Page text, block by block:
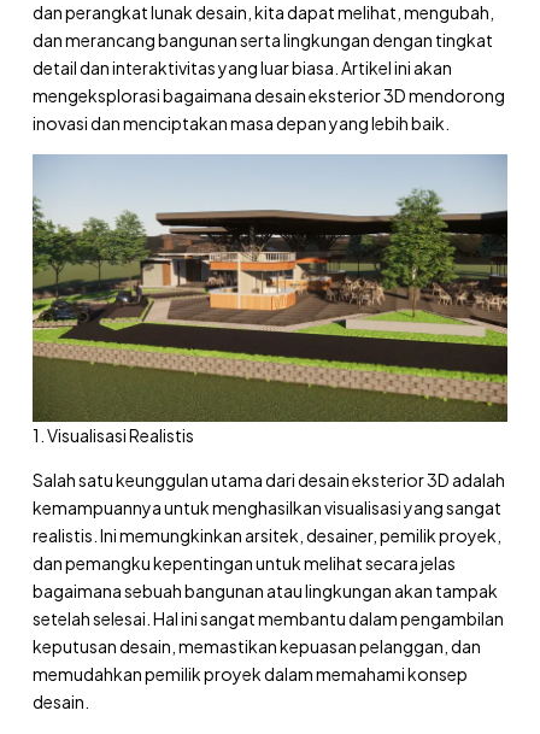
dan perangkat lunak desain, kita dapat melihat, mengubah,
dan merancang bangunan serta lingkungan dengan tingkat
detail dan interaktivitas yang luar biasa. Artikel ini akan
mengeksplorasi bagaimana desain eksterior 3D mendorong
inovasi dan menciptakan masa depan yang lebih baik.
1. Visualisasi Realistis
Salah satu keunggulan utama dari desain eksterior 3D adalah
kemampuannya untuk menghasilkan visualisasi yang sangat
realistis. Ini memungkinkan arsitek, desainer, pemilik proyek,
dan pemangku kepentingan untuk melihat secara jelas
bagaimana sebuah bangunan atau lingkungan akan tampak
setelah selesai. Hal ini sangat membantu dalam pengambilan
keputusan desain, memastikan kepuasan pelanggan, dan
memudahkan pemilik proyek dalam memahami konsep
desain.